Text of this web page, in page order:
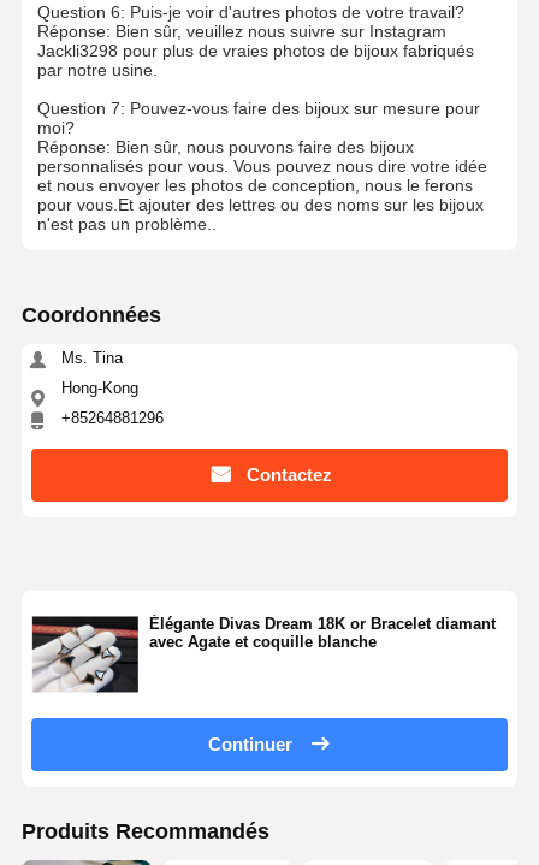
Question 6: Puis-je voir d'autres photos de votre travail?
Réponse: Bien sûr, veuillez nous suivre sur Instagram
Jackli3298 pour plus de vraies photos de bijoux fabriqués
par notre usine.
Question 7: Pouvez-vous faire des bijoux sur mesure pour
moi?
Réponse: Bien sûr, nous pouvons faire des bijoux
personnalisés pour vous. Vous pouvez nous dire votre idée
et nous envoyer les photos de conception, nous le ferons
pour vous.Et ajouter des lettres ou des noms sur les bijoux
n'est pas un problème..
Coordonnées
Ms. Tina
Hong-Kong
+85264881296
Contactez
Élégante Divas Dream 18K or Bracelet diamant
avec Agate et coquille blanche
Continuer
Produits Recommandés